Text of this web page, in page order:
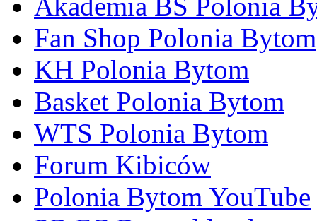
Fan Shop Polonia Bytom
KH Polonia Bytom
Basket Polonia Bytom
WTS Polonia Bytom
Forum Kibiców
Polonia Bytom YouTube